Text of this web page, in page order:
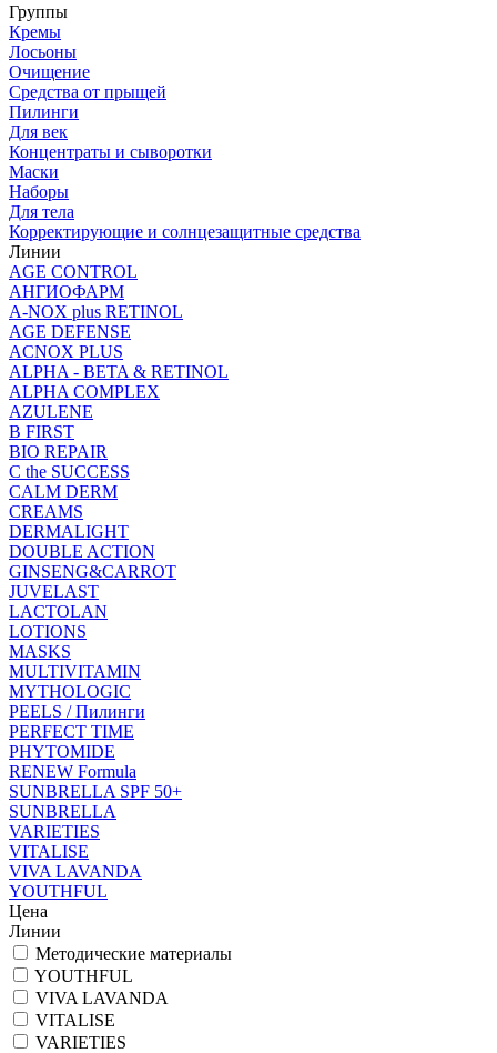
Группы
Кремы
Лосьоны
Очищение
Средства от прыщей
Пилинги
Для век
Концентраты и сыворотки
Маски
Наборы
Для тела
Корректирующие и солнцезащитные средства
Линии
AGE CONTROL
АНГИОФАРМ
A-NOX plus RETINOL
AGE DEFENSE
ACNOX PLUS
ALPHA - BETA & RETINOL
ALPHA COMPLEX
AZULENE
B FIRST
BIO REPAIR
C the SUCCESS
CALM DERM
CREAMS
DERMALIGHT
DOUBLE ACTION
GINSENG&CARROT
JUVELAST
LACTOLAN
LOTIONS
MASKS
MULTIVITAMIN
MYTHOLOGIC
PEELS / Пилинги
PERFECT TIME
PHYTOMIDE
RENEW Formula
SUNBRELLA SPF 50+
SUNBRELLA
VARIETIES
VITALISE
VIVA LAVANDA
YOUTHFUL
Цена
Линии
Методические материалы
YOUTHFUL
VIVA LAVANDA
VITALISE
VARIETIES